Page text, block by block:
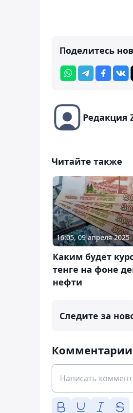
Поделитесь
Редакция
Читайте также
16:05, 09 апреля 2025
Каким будет
тенге на фоне
нефти
Следите за
Комментарии